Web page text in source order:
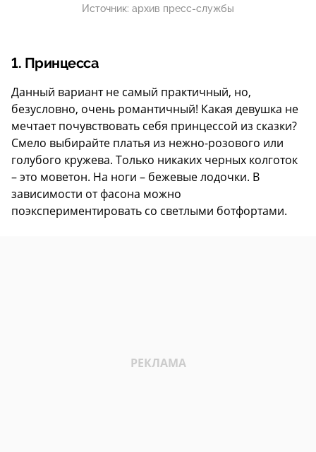
Источник: архив пресс-службы
1. Принцесса
Данный вариант не самый практичный, но,
безусловно, очень романтичный! Какая девушка не
мечтает почувствовать себя принцессой из сказки?
Смело выбирайте платья из нежно-розового или
голубого кружева. Только никаких черных колготок
– это моветон. На ноги – бежевые лодочки. В
зависимости от фасона можно
поэкспериментировать со светлыми ботфортами.